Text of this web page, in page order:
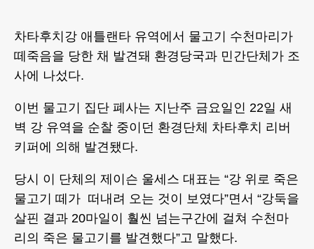
차타후치강 애틀랜타 유역에서 물고기 수천마리가
떼죽음을 당한 채 발견돼 환경당국과 민간단체가 조
사에 나섰다.
이번 물고기 집단 폐사는 지난주 금요일인 22일 새
벽 강 유역을 순찰 중이던 환경단체 차타후치 리버
키퍼에 의해 발견됐다.
당시 이 단체의 제이슨 울세스 대표는 “강 위로 죽은
물고기 떼가 떠내려 오는 것이 보였다”면서 “강둑을
살핀 결과 20마일이 훨씬 넘는구간에 걸쳐 수천마
리의 죽은 물고기를 발견했다”고 말했다.